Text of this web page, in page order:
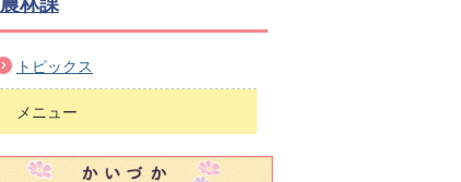
トピックス
メニュー